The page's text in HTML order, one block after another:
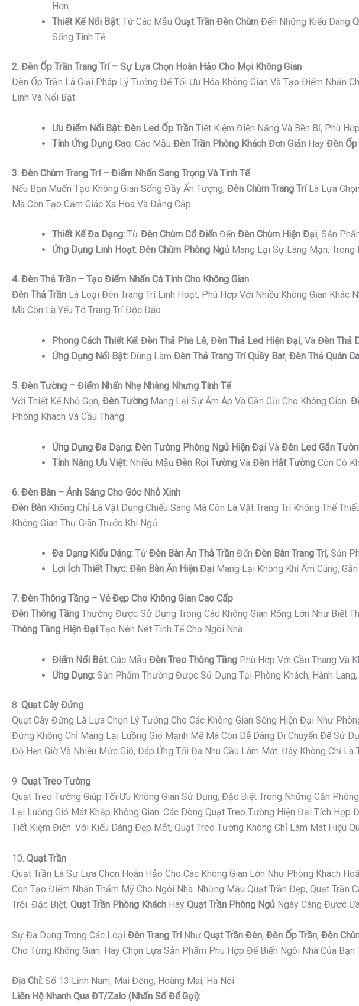
Hơn.
Thiết Kế Nổi Bật: Từ Các Mẫu Quạt Trần Đèn Chùm Đến Những Kiểu Dáng
Sống Tinh Tế.
2. Đèn Ốp Trần Trang Trí – Sự Lựa Chọn Hoàn Hảo Cho Mọi Không Gian
Đèn Ốp Trần Là Giải Pháp Lý Tưởng Để Tối Ưu Hóa Không Gian Và Tạo Điểm Nhấn
Linh Và Nổi Bật.
Ưu Điểm Nổi Bật: Đèn Led Ốp Trần Tiết Kiệm Điện Năng Và Bền Bỉ, Phù
Tính Ứng Dụng Cao: Các Mẫu Đèn Trần Phòng Khách Đơn Giản Hay Đèn Ốp
3. Đèn Chùm Trang Trí – Điểm Nhấn Sang Trọng Và Tinh Tế
Nếu Bạn Muốn Tạo Không Gian Sống Đầy Ấn Tượng, Đèn Chùm Trang TríLà Lựa
Mà Còn Tạo Cảm Giác Xa Hoa Và Đẳng Cấp.
Thiết Kế Đa Dạng: Từ Đèn Chùm Cổ Điển Đến Đèn Chùm Hiện Đại, Sản
Ứng Dụng Linh Hoạt: Đèn Chùm Phòng Ngủ Mang Lại Sự Lãng Mạn, Trong
4. Đèn Thả Trần – Tạo Điểm Nhấn Cá Tính Cho Không Gian
Đèn Thả Trần Là Loại Đèn Trang Trí Linh Hoạt, Phù Hợp Với Nhiều Không Gian Khác
Mà Còn Là Yếu Tố Trang Trí Độc Đáo.
Phong Cách Thiết Kế: Đèn Thả Pha Lê, Đèn Thả Led Hiện Đại, Và Đèn Thả
Ứng Dụng Nổi Bật: Dùng Làm Đèn Thả Trang Trí Quầy Bar, Đèn Thả Quán
5. Đèn Tường – Điểm Nhấn Nhẹ Nhàng Nhưng Tinh Tế
Với Thiết Kế Nhỏ Gọn, Đèn Tường Mang Lại Sự Ấm Áp Và Gần Gũi Cho Không Gian.
Phòng Khách Và Cầu Thang.
Ứng Dụng Đa Dạng: Đèn Tường Phòng Ngủ Hiện Đại Và Đèn Led Gắn
Tính Năng Ưu Việt: Nhiều Mẫu Đèn Rọi Tường Và Đèn Hắt Tường Còn Có
6. Đèn Bàn – Ánh Sáng Cho Góc Nhỏ Xinh
Đèn Bàn Không Chỉ Là Vật Dụng Chiếu Sáng Mà Còn Là Vật Trang Trí Không Thể
Không Gian Thư Giãn Trước Khi Ngủ.
Đa Dạng Kiểu Dáng: Từ Đèn Bàn Ăn Thả Trần Đến Đèn Bàn Trang Trí, Sản
Lợi Ích Thiết Thực: Đèn Bàn Ăn Hiện Đại Mang Lại Không Khí Ấm Cúng,
7. Đèn Thông Tầng – Vẻ Đẹp Cho Không Gian Cao Cấp
Đèn Thông Tầng Thường Được Sử Dụng Trong Các Không Gian Rộng Lớn Như Biệt
Thông Tầng Hiện Đại Tạo Nên Nét Tinh Tế Cho Ngôi Nhà.
Điểm Nổi Bật: Các Mẫu Đèn Treo Thông Tầng Phù Hợp Với Cầu Thang Và
Ứng Dụng: Sản Phẩm Thường Được Sử Dụng Tại Phòng Khách, Hành
8. Quạt Cây Đứng
Quạt Cây Đứng Là Lựa Chọn Lý Tưởng Cho Các Không Gian Sống Hiện Đại Như
Đứng Không Chỉ Mang Lại Luồng Gió Mạnh Mẽ Mà Còn Dễ Dàng Di Chuyển Để Sử
Độ Hẹn Giờ Và Nhiều Mức Gió, Đáp Ứng Tối Đa Nhu Cầu Làm Mát. Đây Không Chỉ
9. Quạt Treo Tường
Quạt Treo Tường Giúp Tối Ưu Không Gian Sử Dụng, Đặc Biệt Trong Những Căn
Lại Luồng Gió Mát Khắp Không Gian. Các Dòng Quạt Treo Tường Hiện Đại Tích
Tiết Kiệm Điện. Với Kiểu Dáng Đẹp Mắt, Quạt Treo Tường Không Chỉ Làm Mát Hiệu
10. Quạt Trần
Quạt Trần Là Sự Lựa Chọn Hoàn Hảo Cho Các Không Gian Lớn Như Phòng Khách
Còn Tạo Điểm Nhấn Thẩm Mỹ Cho Ngôi Nhà. Những Mẫu Quạt Trần Đẹp, Quạt
Trội. Đặc Biệt, Quạt Trần Phòng Khách Hay Quạt Trần Phòng Ngủ Ngày Càng Được
Sự Đa Dạng Trong Các Loại Đèn Trang TríNhư Quạt Trần Đèn, Đèn Ốp Trần, Đèn
Cho Từng Không Gian. Hãy Chọn Lựa Sản Phẩm Phù Hợp Để Biến Ngôi Nhà Của
Địa Chỉ: Số 13 Lĩnh Nam, Mai Động, Hoàng Mai, Hà Nội
Liên Hệ Nhanh Qua ĐT/Zalo (nhấn Số Để Gọi):